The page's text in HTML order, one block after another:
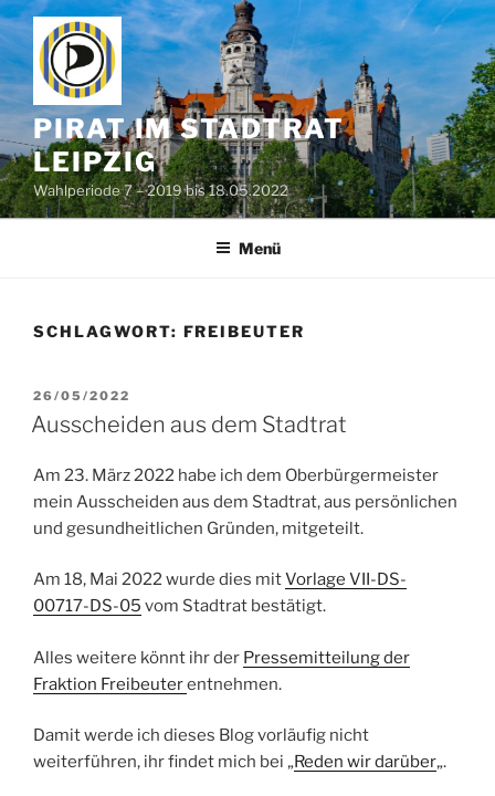
Zum
Inhalt
springen
PIRAT IM STADTRAT
LEIPZIG
Wahlperiode 7 – 2019 bis 18.05.2022
Menü
SCHLAGWORT: FREIBEUTER
VERÖFFENTLICHT
AM
26/05/2022
Ausscheiden aus dem Stadtrat
Am 23. März 2022 habe ich dem Oberbürgermeister
mein Ausscheiden aus dem Stadtrat, aus persönlichen
und gesundheitlichen Gründen, mitgeteilt.
Am 18, Mai 2022 wurde dies mitVorlage VII-DS-
00717-DS-05 vom Stadtrat bestätigt.
Alles weitere könnt ihr der Pressemitteilung der
Fraktion Freibeuterentnehmen.
Damit werde ich dieses Blog vorläufig nicht
weiterführen, ihr findet mich bei „Reden wir darüber„.